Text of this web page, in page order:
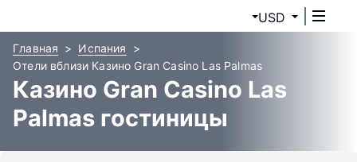
USD
Главная
Испания
Отели вблизи Казино Gran Casino Las Palmas
Казино Gran Casino Las
Palmas гостиницы